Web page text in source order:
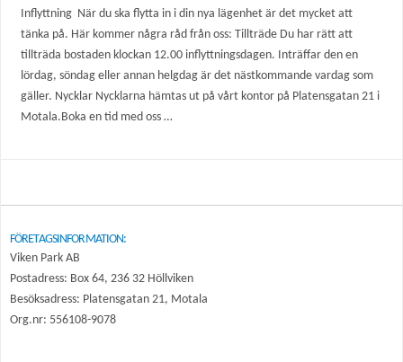
Inflyttning När du ska flytta​ in i din nya lägenhet är det mycket att
tänka på. Här kommer några råd från oss: Tillträde Du har rätt att
tillträda bostaden klockan 12.00 inflyttningsdagen. Inträffar den en
lördag, söndag eller annan helgdag är det nästkommande vardag som
gäller.​ Nycklar​ Nycklarna hämtas ut på vårt kontor på Platensgatan 21 i
Motala.Boka en tid med oss …
FÖRETAGSINFORMATION:
Viken Park AB
Postadress: Box 64, 236 32 Höllviken
Besöksadress: Platensgatan 21, Motala
Org.nr: 556108-9078